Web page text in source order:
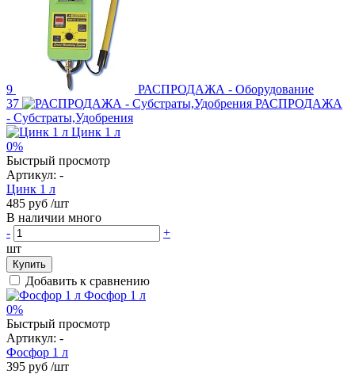
9
РАСПРОДАЖА - Оборудование
37
РАСПРОДАЖА
- Субстраты,Удобрения
0%
Быстрый просмотр
Артикул: -
Цинк 1 л
485 руб /шт
В наличии много
-
+
шт
Купить
Добавить к сравнению
0%
Быстрый просмотр
Артикул: -
Фосфор 1 л
395 руб /шт